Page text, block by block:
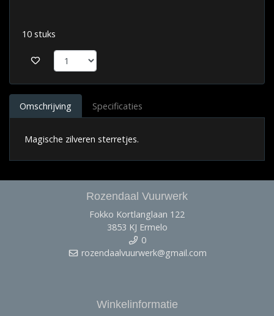
10 stuks
Omschrijving Specificaties
Magische zilveren sterretjes.
Rozendaal Vuurwerk
Fokko Kortlanglaan 122
3853 KJ Ermelo
0
rozendaalvuurwerk@gmail.com
Winkelinformatie